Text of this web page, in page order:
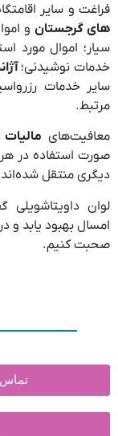
فراغت و سایر
های گرجستان و
سیار؛ اموال مورد
خدمات نوشیدنی؛
سایر خدمات
مرتبط.
معافیت‌های
صورت استفاده در هر
دیگری منتقل
لوان
امسال بهبود یابد و
صحبت کنیم.
تماس